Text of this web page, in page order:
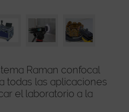
Raman confocal
todas las aplicaciones
el laboratorio a la